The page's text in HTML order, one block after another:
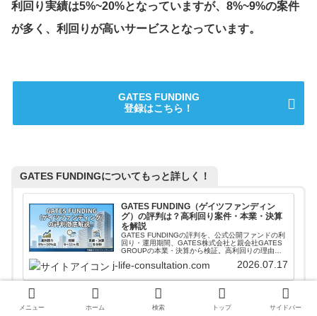
利回り実績は5%~20%となっていますが、8%~9%の案件
が多く、利回りが高いサービスとなっています。
GATES FUNDING
登録はこちら！
GATES FUNDINGについてもっと詳しく！
GATES FUNDING（ゲイツファンディン
グ）の評判は？高利回り案件・本業・決算
を解説
GATES FUNDINGの評判を、公式公開ファンドの利
回り・運用期間、GATES株式会社と親会社GATES
GROUPの本業・決算から検証。高利回りの理由、
ます。登録前に公式条件と本文の注意点を確認した
j-life-consultation.com 2026.07.17
メニュー ホーム 検索 トップ サイドバー